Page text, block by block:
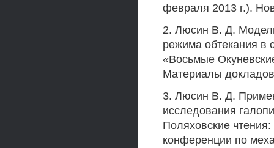
февраля 2013 г.).
2. Люсин В. Д.
режима обтекания в
«Восьмые
Материалы
3. Люсин В. Д.
исследования
Поляховские
конференции по